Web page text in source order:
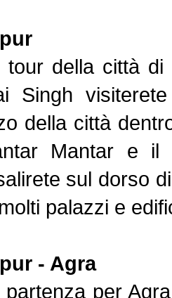
tour della città
Singh
della città
Mantar e
sul dorso
palazzi e
- Agra
partenza per